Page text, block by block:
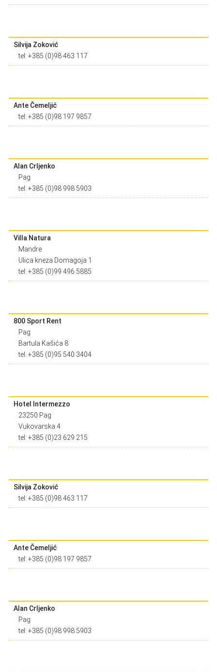
Silvija Zoković
tel: +385 (0)98 463 117
Ante Čemeljić
tel: +385 (0)98 197 9857
Alan Crljenko
Pag
tel: +385 (0)98 998 5903
Villa Natura
Mandre
Ulica kneza Domagoja 1
tel: +385 (0)99 496 5885
800 Sport Rent
Pag
Bartula Kašića 8
tel: +385 (0)95 540 3404
Hotel Intermezzo
23250 Pag
Vukovarska 4
tel: +385 (0)23 629 215
Silvija Zoković
tel: +385 (0)98 463 117
Ante Čemeljić
tel: +385 (0)98 197 9857
Alan Crljenko
Pag
tel: +385 (0)98 998 5903